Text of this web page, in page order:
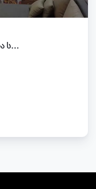
მაკდონალდსთან ქირავდება სტუდიო ტელ 568 08 27 29